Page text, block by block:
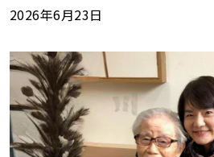
2026年6月23日